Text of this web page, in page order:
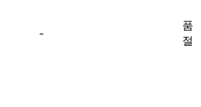
-
품
절